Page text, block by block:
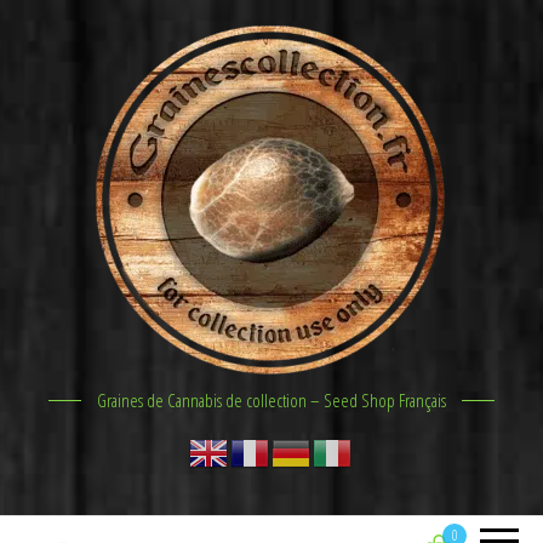
Graines de Cannabis de collection – Seed Shop Français
0